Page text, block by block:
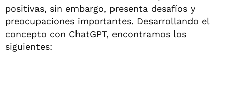
positivas, sin embargo, presenta desafíos y
preocupaciones importantes. Desarrollando el
concepto con ChatGPT, encontramos los
siguientes: